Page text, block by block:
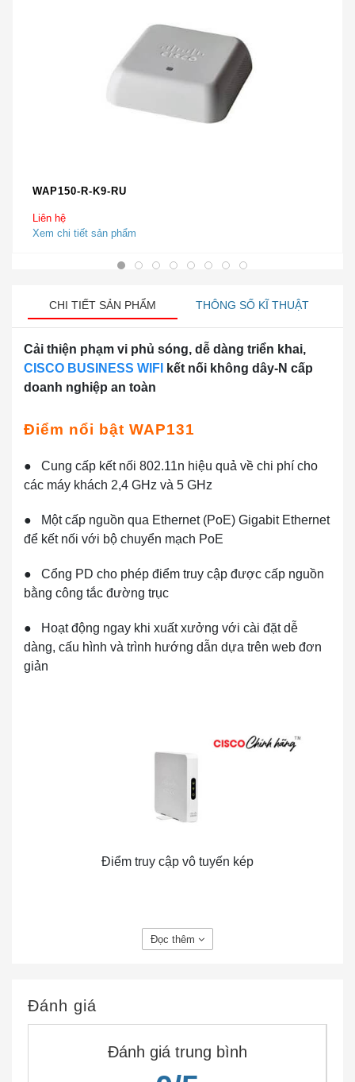
WAP150-R-K9-RU
Liên hệ
Xem chi tiết sản phẩm
CHI TIẾT SẢN PHẨM THÔNG SỐ KĨ THUẬT
Cải thiện phạm vi phủ sóng, dễ dàng triển khai,
CISCO BUSINESS WIFI
kết nối không dây-N cấp
doanh nghiệp an toàn
Điểm nổi bật WAP131
● Cung cấp kết nối 802.11n hiệu quả về chi phí cho
các máy khách 2,4 GHz và 5 GHz
● Một cấp nguồn qua Ethernet (PoE) Gigabit Ethernet
để kết nối với bộ chuyển mạch PoE
● Cổng PD cho phép điểm truy cập được cấp nguồn
bằng công tắc đường trục
● Hoạt động ngay khi xuất xưởng với cài đặt dễ
dàng, cấu hình và trình hướng dẫn dựa trên web đơn
giản
Điểm truy cập vô tuyến kép
Tổng quan về sản phẩm
nhân viên đang trở nên cơ động và hợp tác hơn bao
giờ hết. Để duy trì năng suất, họ cần quyền truy cập
mạng trong toàn văn phòng. Điểm truy cập vô tuyến
Wireless-N cung cấp một cách
Đọc thêm
Đánh giá
Đánh giá trung bình